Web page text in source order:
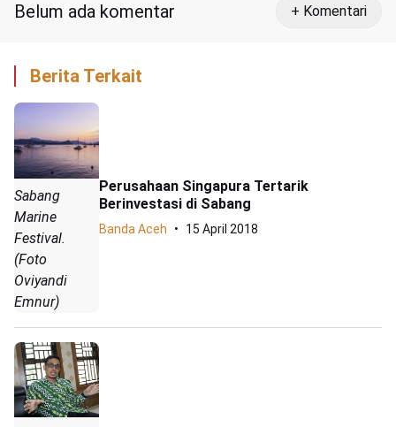
Belum ada komentar + Komentari
Berita Terkait
Sabang
Marine
Festival.
(Foto
Oviyandi
Emnur)
Perusahaan Singapura Tertarik
Berinvestasi di Sabang
Banda Aceh 15 April 2018